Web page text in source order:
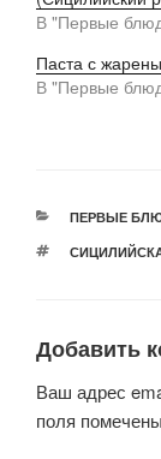
В "Первые
Паста с
В "Первые
РУБРИКИ
ПЕРВЫЕ
МЕТКИ
Добавить
Ваш адрес
поля помечены